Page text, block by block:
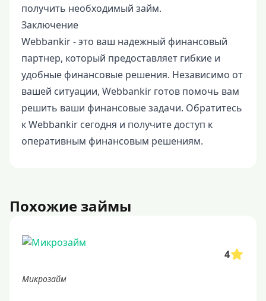
получить необходимый займ.
Заключение
Webbankir - это ваш надежный финансовый
партнер, который предоставляет гибкие и
удобные финансовые решения. Независимо от
вашей ситуации, Webbankir готов помочь вам
решить ваши финансовые задачи. Обратитесь
к Webbankir сегодня и получите доступ к
оперативным финансовым решениям.
Похожие займы
4
Микрозайм